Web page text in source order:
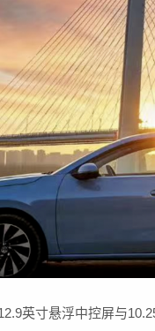
英寸悬浮中控屏与